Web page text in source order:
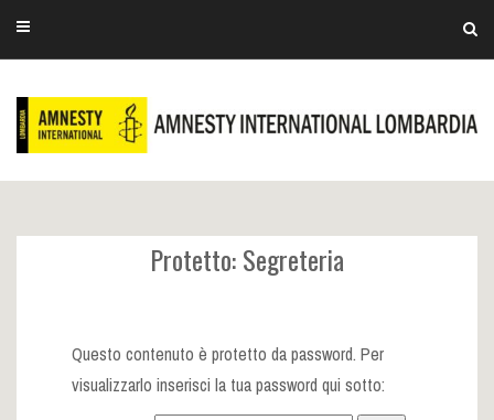
Protetto: Segreteria
Questo contenuto è protetto da password. Per
visualizzarlo inserisci la tua password qui sotto: